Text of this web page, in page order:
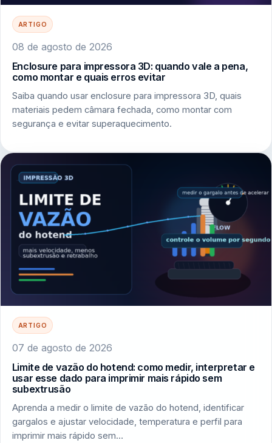
ARTIGO
08 de agosto de 2026
Enclosure para impressora 3D: quando vale a pena,
como montar e quais erros evitar
Saiba quando usar enclosure para impressora 3D, quais
materiais pedem câmara fechada, como montar com
segurança e evitar superaquecimento.
ARTIGO
07 de agosto de 2026
Limite de vazão do hotend: como medir, interpretar e
usar esse dado para imprimir mais rápido sem
subextrusão
Aprenda a medir o limite de vazão do hotend, identificar
gargalos e ajustar velocidade, temperatura e perfil para
imprimir mais rápido sem…